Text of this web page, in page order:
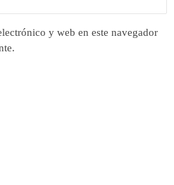
y web en este navegador